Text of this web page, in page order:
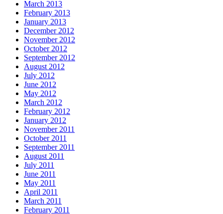
March 2013
February 2013
January 2013
December 2012
November 2012
October 2012
September 2012
August 2012
July 2012
June 2012
May 2012
March 2012
February 2012
January 2012
November 2011
October 2011
September 2011
August 2011
July 2011
June 2011
May 2011
April 2011
March 2011
February 2011